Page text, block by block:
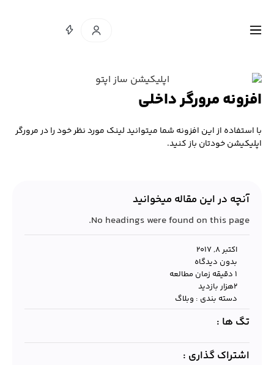
افزونه مرورگر داخلی
با استفاده از این افزونه شما میتوانید لینک مورد نظر خود را در مرورگر
اپلیکیشن خودتان باز کنید.
آنچه در این مقاله میخوانید
No headings were found on this page.
اکتبر 8, 2017
بدون دیدگاه
1 دقیقه زمان مطالعه
۲هزار بازدید
دسته بندی : وبلاگ
تگ ها :
اشتراک گذاری :